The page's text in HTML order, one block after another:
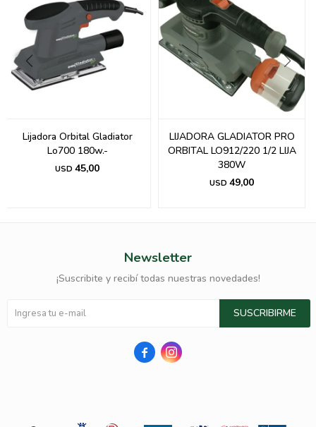
Lijadora Orbital Gladiator
Lo700 180w.-
USD 45,00
LIJADORA GLADIATOR PRO
ORBITAL LO912/220 1/2 LIJA
380W
USD 49,00
Newsletter
¡Suscribite y recibí todas nuestras novedades!
SUSCRIBIRME
 